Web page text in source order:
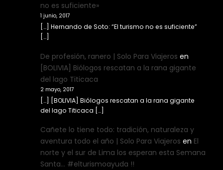
no es suficiente»
1 junio, 2017
[…] Hernando de Soto: “El turismo no es suficiente”
[…]
De profesión, ranero | Solo Para Viajeros en
[BOLIVIA] Biólogos rescatan a la rana gigante
del lago Titicaca
2 mayo, 2017
[…] [BOLIVIA] Biólogos rescatan a la rana gigante
del lago Titicaca […]
Cañete lo tiene todo: tradición, naturaleza y
aventura todo el año | Solo Para Viajeros en El
norte y el sur de Lima los esperan esta Semana
Santa… #elturismoayuda !!